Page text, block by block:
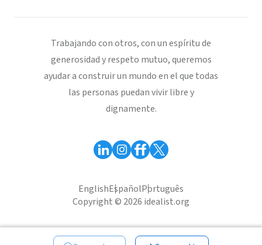
Trabajando con otros, con un espíritu de
generosidad y respeto mutuo, queremos
ayudar a construir un mundo en el que todas
las personas puedan vivir libre y
dignamente.
EnglishEspañolPortuguês
Copyright © 2026 idealist.org